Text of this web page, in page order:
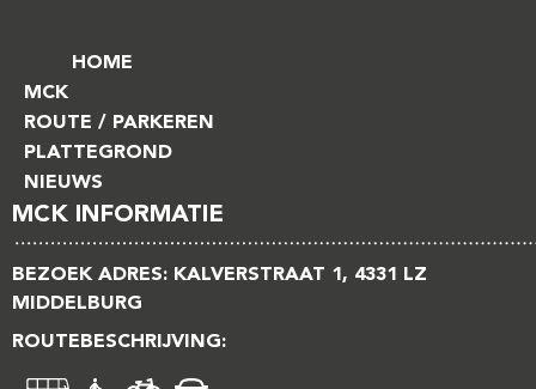
HOME
MCK
ROUTE / PARKEREN
PLATTEGROND
NIEUWS
MCK INFORMATIE
BEZOEK ADRES: KALVERSTRAAT 1, 4331 LZ
MIDDELBURG
ROUTEBESCHRIJVING: